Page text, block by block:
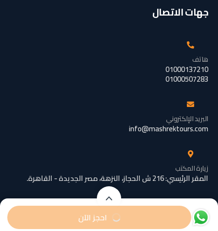
تبدأ من
/ شخص
تبدأ من
/ رضيع
احجز الآن
جهات الاتصال
هاتف
01000137210
01000507283
البريد الإلكتروني
info@mashrektours.com
زيارة المكتب
المقر الرئيسي: 216 ش الحجاز، النزهة، مصر الجديدة - القاهرة.